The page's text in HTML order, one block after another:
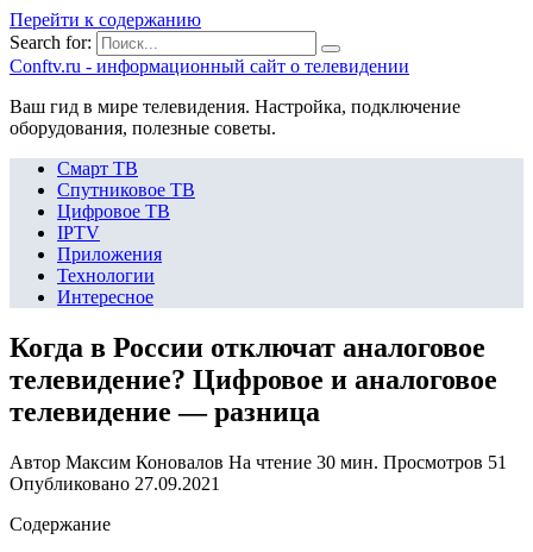
Перейти к содержанию
Search for:
Сonftv.ru - информационный сайт о телевидении
Ваш гид в мире телевидения. Настройка, подключение
оборудования, полезные советы.
Смарт ТВ
Спутниковое ТВ
Цифровое ТВ
IPTV
Приложения
Технологии
Интересное
Когда в России отключат аналоговое
телевидение? Цифровое и аналоговое
телевидение — разница
Автор Максим Коновалов На чтение 30 мин. Просмотров 51
Опубликовано 27.09.2021
Содержание